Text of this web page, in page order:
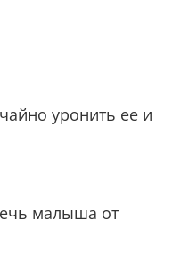
уронить ее и
малыша от